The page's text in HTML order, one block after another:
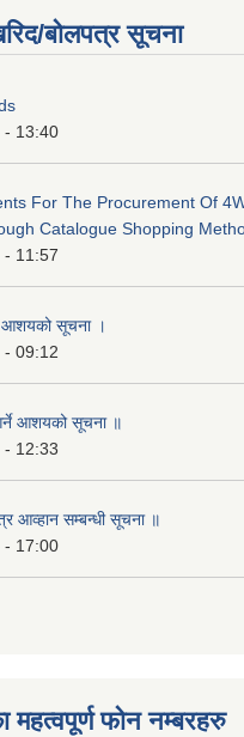
बोलपत्र सूचना
- 13:40
For The Procurement Of
Catalogue Shopping
- 11:57
आशयको सूचना ।
- 09:12
आशयको सूचना ॥
- 12:33
आव्हान सम्बन्धी सूचना ॥
- 17:00
महत्वपूर्ण फोन नम्बरहरु